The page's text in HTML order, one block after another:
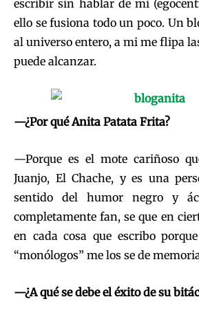
escribir sin hablar de mi
ello se fusiona todo un poco. Un
al universo entero, a mi me flipa
puede alcanzar.
—¿Por qué Anita Patata Frita?
—Porque es el mote cariñoso
Juanjo, El Chache, y es una
sentido del humor negro y
completamente fan, se que en
en cada cosa que escribo
“monólogos” me los se de
—¿A qué se debe el éxito de su